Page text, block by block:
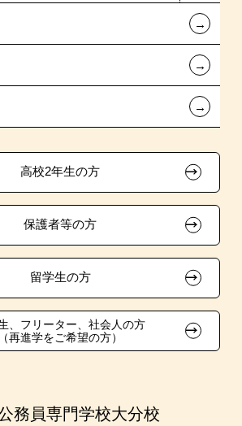
士取得コース
制度
動による特待生制度
入学
紹介推薦入学
学生特別入学
の3年次編入学
座
ち
ご案内
プ案内
報
せ
行ご希望の方
←
←
←
高校2年生の方
保護者等の方
留学生の方
、フリーター、社会人の方
（再進学をご希望の方）
務員専門学校大分校